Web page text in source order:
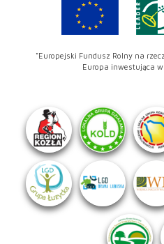
"Europejski Fundusz Rolny na
Europa inwestująca